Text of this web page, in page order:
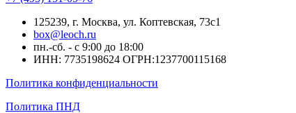
125239, г. Москва, ул. Коптевская, 73с1
box@leoch.ru
пн.-сб. - с 9:00 до 18:00
ИНН: 7735198624 ОГРН:1237700115168
Политика конфиденциальности
Политика ПНД